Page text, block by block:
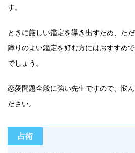
す。
ときに厳しい鑑定を導き出すため、た
障りのよい鑑定を好む方にはおすすめ
でしょう。
恋愛問題全般に強い先生ですので、悩
ださい。
占術